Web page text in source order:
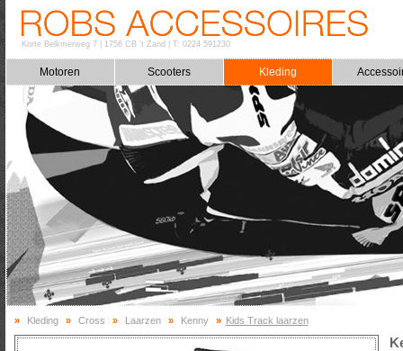
Korte Belkmerweg 7| 1756 CB 't Zand T: 0224 591230
Motoren Scooters Kleding
» Kleding » Cross » Laarzen » Kenny » Kids Track laarzen